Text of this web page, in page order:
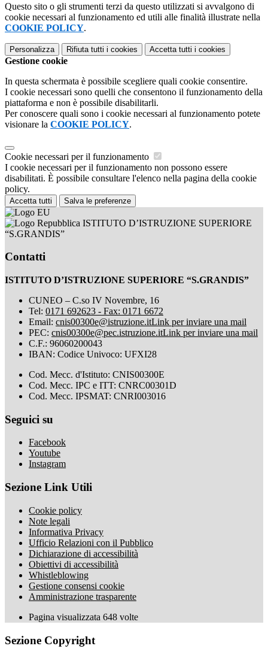
Questo sito o gli strumenti terzi da questo utilizzati si avvalgono di
cookie necessari al funzionamento ed utili alle finalità illustrate nella
COOKIE POLICY.
Personalizza Rifiuta tutti i cookies Accetta tutti i cookies
Gestione cookie
In questa schermata è possibile scegliere quali cookie consentire.
I cookie necessari sono quelli che consentono il funzionamento della
piattaforma e non è possibile disabilitarli.
Per conoscere quali sono i cookie necessari al funzionamento potete
visionare la COOKIE POLICY.
Cookie necessari per il funzionamento
I cookie necessari per il funzionamento non possono essere
disabilitati. È possibile consultare l'elenco nella pagina della cookie
policy.
Accetta tutti Salva le preferenze
ISTITUTO D’ISTRUZIONE SUPERIORE
“S.GRANDIS”
Contatti
ISTITUTO D’ISTRUZIONE SUPERIORE “S.GRANDIS”
CUNEO – C.so IV Novembre, 16
Tel: 0171 692623 - Fax: 0171 6672
Email: cnis00300e@istruzione.itLink per inviare una mail
PEC: cnis00300e@pec.istruzione.itLink per inviare una mail
C.F.: 96060200043
IBAN: Codice Univoco: UFXI28
Cod. Mecc. d'Istituto: CNIS00300E
Cod. Mecc. IPC e ITT: CNRC00301D
Cod. Mecc. IPSMAT: CNRI003016
Seguici su
Facebook
Youtube
Instagram
Sezione Link Utili
Cookie policy
Note legali
Informativa Privacy
Ufficio Relazioni con il Pubblico
Dichiarazione di accessibilità
Obiettivi di accessibilità
Whistleblowing
Gestione consensi cookie
Amministrazione trasparente
Pagina visualizzata 648 volte
Sezione Copyright